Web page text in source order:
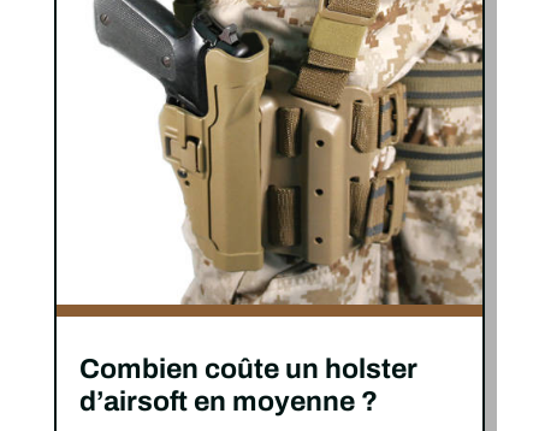
Combien coûte un holster
d’airsoft en moyenne ?